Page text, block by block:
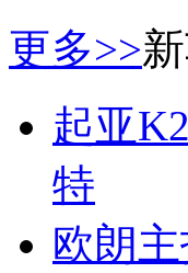
更多>>
起亚
特
欧朗